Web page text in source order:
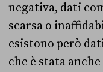
negativa, dati
scarsa o
esistono però
che è stata